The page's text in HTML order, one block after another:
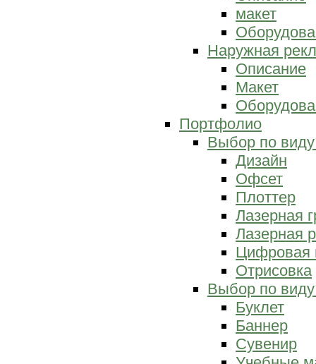
макет
Наружная
Описание
Макет
Портфолио
Выбор по
Дизайн
Офсет
Плоттер
Лазерная
Лазерная
Цифровая
Отрисовка
Выбор по
Буклет
Баннер
Сувенир